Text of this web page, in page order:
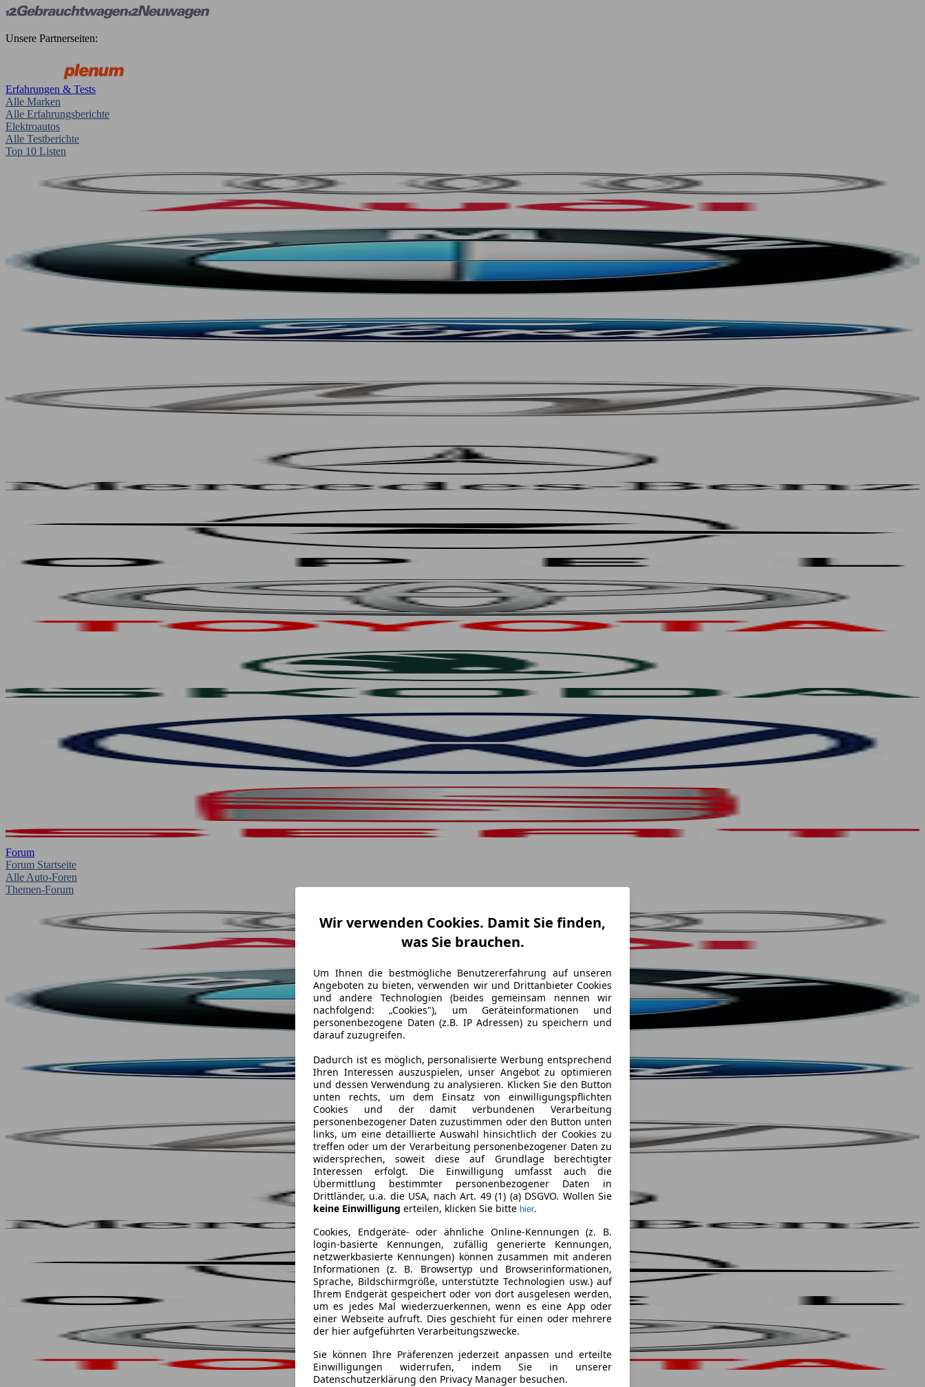
Unsere Partnerseiten:
Erfahrungen & Tests
Alle Marken
Alle Erfahrungsberichte
Elektroautos
Alle Testberichte
Top 10 Listen
Forum
Forum Startseite
Alle Auto-Foren
Themen-Forum
Wir verwenden Cookies. Damit Sie finden,
was Sie brauchen.
Um Ihnen die bestmögliche Benutzererfahrung auf unseren
Angeboten zu bieten, verwenden wir und Drittanbieter Cookies
und andere Technologien (beides gemeinsam nennen wir
nachfolgend: „Cookies"), um Geräteinformationen und
personenbezogene Daten (z.B. IP Adressen) zu speichern und
darauf zuzugreifen.
Dadurch ist es möglich, personalisierte Werbung entsprechend
Ihren Interessen auszuspielen, unser Angebot zu optimieren
und dessen Verwendung zu analysieren. Klicken Sie den Button
unten rechts, um dem Einsatz von einwilligungspflichten
Cookies und der damit verbundenen Verarbeitung
personenbezogener Daten zuzustimmen oder den Button unten
links, um eine detaillierte Auswahl hinsichtlich der Cookies zu
treffen oder um der Verarbeitung personenbezogener Daten zu
widersprechen, soweit diese auf Grundlage berechtigter
Interessen erfolgt. Die Einwilligung umfasst auch die
Übermittlung bestimmter personenbezogener Daten in
Drittländer, u.a. die USA, nach Art. 49 (1) (a) DSGVO. Wollen Sie
keine Einwilligung erteilen, klicken Sie bitte hier.
Cookies, Endgeräte- oder ähnliche Online-Kennungen (z. B.
login-basierte Kennungen, zufällig generierte Kennungen,
netzwerkbasierte Kennungen) können zusammen mit anderen
Informationen (z. B. Browsertyp und Browserinformationen,
Sprache, Bildschirmgröße, unterstützte Technologien usw.) auf
Ihrem Endgerät gespeichert oder von dort ausgelesen werden,
um es jedes Mal wiederzuerkennen, wenn es eine App oder
einer Webseite aufruft. Dies geschieht für einen oder mehrere
der hier aufgeführten Verarbeitungszwecke.
Sie können Ihre Präferenzen jederzeit anpassen und erteilte
Einwilligungen widerrufen, indem Sie in unserer
Datenschutzerklärung den Privacy Manager besuchen.